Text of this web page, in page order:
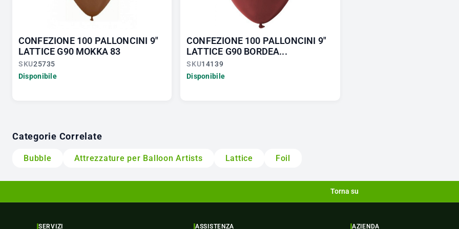
CONFEZIONE 100 PALLONCINI 9"
LATTICE G90 MOKKA 83
SKU25735
Disponibile
CONFEZIONE 100 PALLONCINI 9"
LATTICE G90 BORDEA...
SKU14139
Disponibile
Categorie Correlate
Bubble Attrezzature per Balloon Artists Lattice Foil
Torna su
SERVIZI ASSISTENZA AZIENDA